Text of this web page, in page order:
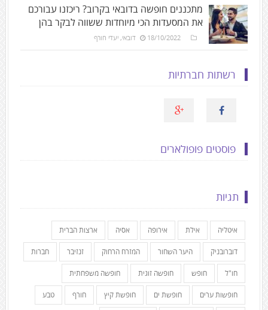
מתכננים חופשה בדובאי בקרוב? ריכזנו עבורכם
את המסעדות הכי מיוחדות ששווה לבקר בהן
18/10/2022 דובאי, יעדי חורף
רשתות חברתיות
פוסטים פופולארים
תגיות
איטליה אילת אירופה אסיה ארצות הברית
דוברובניק היער השחור המזרח הרחוק זנזיבר חברות
חו"ל חופש חופשה זוגית חופשה משפחתית
חופשות ערים חופשת ים חופשת קיץ חורף טבע